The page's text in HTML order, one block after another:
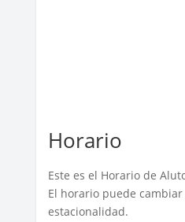
Horario
Este es el Horario de
El horario puede
estacionalidad.